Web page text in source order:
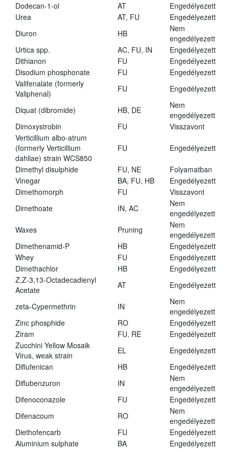
Dodecan-1-ol AT
Engedélyezett
Urea
AT, FU
Engedélyezett
Diuron
HB
Nem
engedélyezett
Urtica spp.
AC, FU, IN
Engedélyezett
Dithianon
FU
Engedélyezett
Disodium phosphonate
FU
Engedélyezett
Valifenalate (formerly
Valiphenal)
FU Engedélyezett
Diquat (dibromide) HB, DE
Nem
engedélyezett
Dimoxystrobin
FU
Visszavont
Verticillium albo-atrum
(formerly Verticillium
dahliae) strain WCS850
FU Engedélyezett
Dimethyl disulphide FU, NE
Folyamatban
Vinegar
BA, FU, HB
Engedélyezett
Dimethomorph
FU
Visszavont
Dimethoate
IN, AC
Nem
engedélyezett
Waxes
Pruning
Nem
engedélyezett
Dimethenamid-P
HB
Engedélyezett
Whey
FU
Engedélyezett
Dimethachlor
HB
Engedélyezett
Z,Z-3,13-Octadecadienyl
Acetate
AT Engedélyezett
zeta-Cypermethrin IN
Nem
engedélyezett
Zinc phosphide
RO
Engedélyezett
Ziram
FU, RE
Engedélyezett
Zucchini Yellow Mosaik
Virus, weak strain
EL
Engedélyezett
Diflufenican
HB
Engedélyezett
Diflubenzuron
IN
Nem
engedélyezett
Difenoconazole
FU
Engedélyezett
Difenacoum
RO
Nem
engedélyezett
Diethofencarb
FU
Engedélyezett
Aluminium sulphate
BA
Engedélyezett